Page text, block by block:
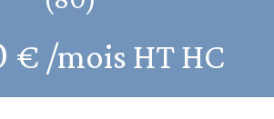
€ /mois HT HC